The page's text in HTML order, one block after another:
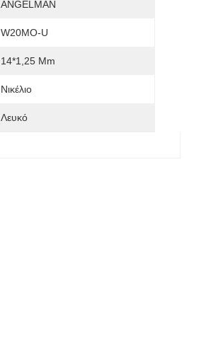
ANGELMAN
W20MO-U
14*1,25 Mm
Νικέλιο
Λευκό